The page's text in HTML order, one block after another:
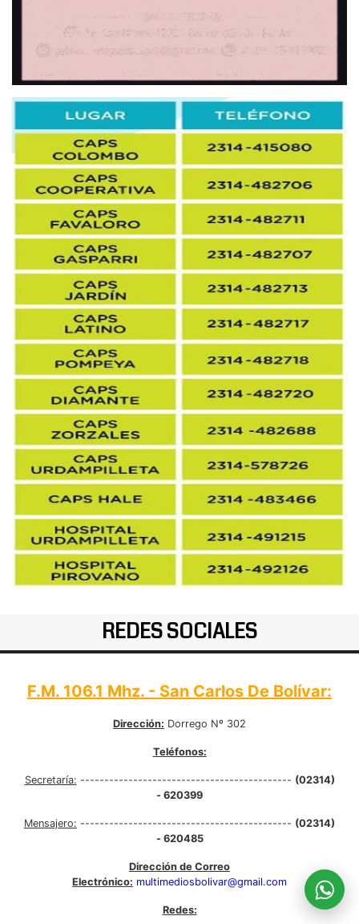
REDES SOCIALES
F.M. 106.1 Mhz. - San Carlos De Bolívar:
Dirección: Dorrego Nº 302
Teléfonos:
Secretaría: -------------------------------------------- (02314)
- 620399
Mensajero: -------------------------------------------- (02314)
- 620485
Dirección de Correo
Electrónico: multimediosbolivar@gmail.com
Redes: